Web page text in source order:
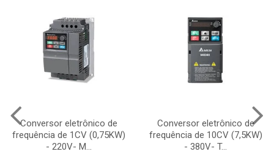
Conversor eletrônico de
frequência de 1CV (0,75KW)
- 220V- M...
Conversor eletrônico de
frequência de 10CV (7,5KW)
- 380V- T...